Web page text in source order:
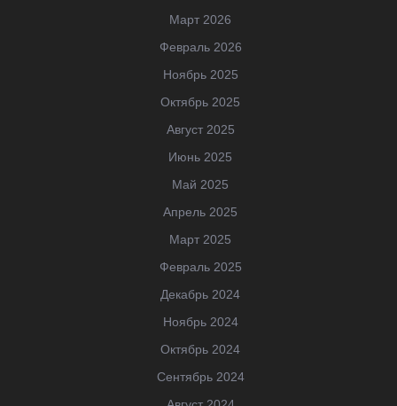
Март 2026
Февраль 2026
Ноябрь 2025
Октябрь 2025
Август 2025
Июнь 2025
Май 2025
Апрель 2025
Март 2025
Февраль 2025
Декабрь 2024
Ноябрь 2024
Октябрь 2024
Сентябрь 2024